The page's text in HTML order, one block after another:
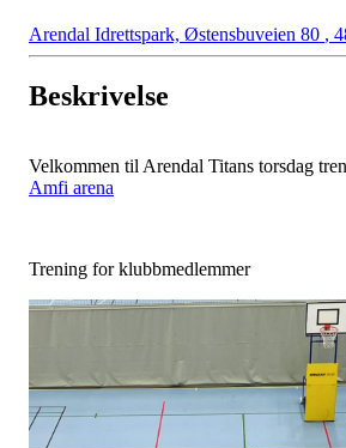
Arendal Idrettspark, Østensbuveien 80 ,
Beskrivelse
Velkommen til Arendal Titans torsdag
Amfi arena
Trening for klubbmedlemmer